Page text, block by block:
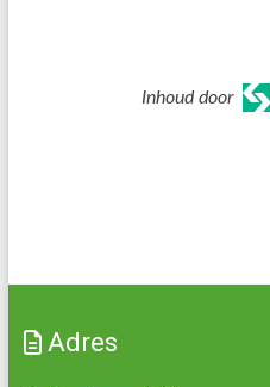
Inhoud door
Adres